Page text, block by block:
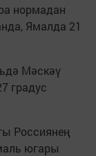
нормадан
Ямалда 21
Мәскәү
градус
Россиянең
югары